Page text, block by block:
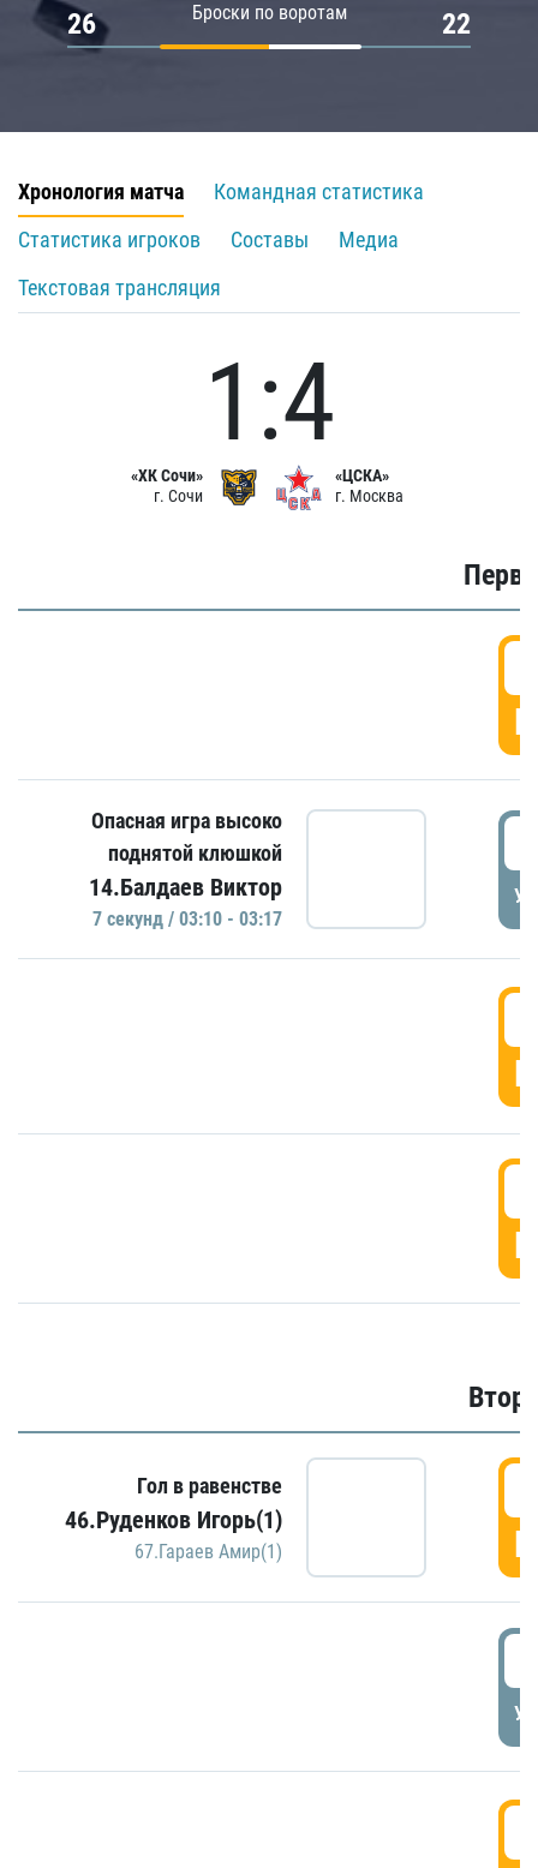
Броски по воротам
26 22
Хронология матча
Командная статистика
Статистика игроков
Составы
Медиа
Текстовая трансляция
«ХК Сочи»
г. Сочи
1:4
«ЦСКА»
г. Москва
Опасная игра высоко
поднятой клюшкой
14.Балдаев Виктор
7 секунд / 03:10 - 03:17
Гол в равенстве
46.Руденков Игорь(1)
67.Гараев Амир(1)